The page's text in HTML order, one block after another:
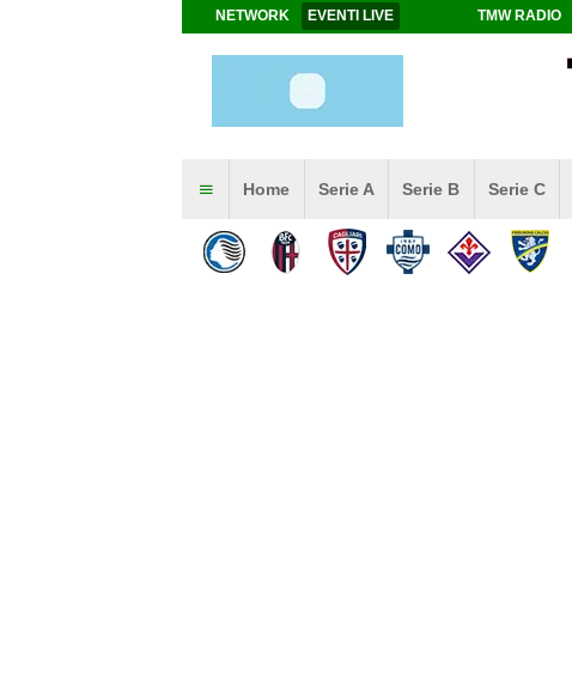
NETWORK EVENTI LIVE TMW RADIO
Home Serie A Serie B Serie C